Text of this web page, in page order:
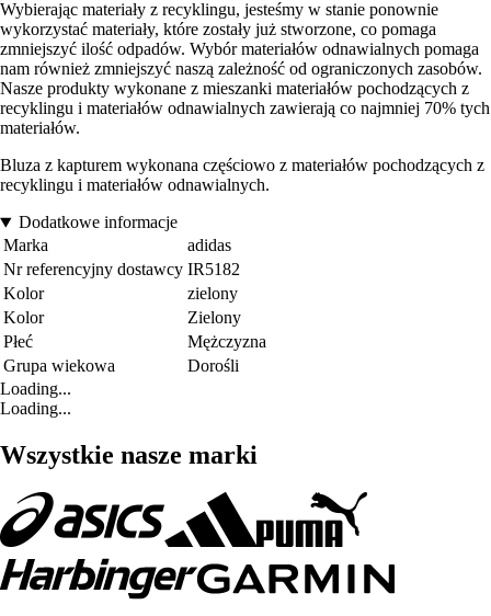
Wybierając materiały z recyklingu, jesteśmy w stanie ponownie
wykorzystać materiały, które zostały już stworzone, co pomaga
zmniejszyć ilość odpadów. Wybór materiałów odnawialnych pomaga
nam również zmniejszyć naszą zależność od ograniczonych zasobów.
Nasze produkty wykonane z mieszanki materiałów pochodzących z
recyklingu i materiałów odnawialnych zawierają co najmniej 70% tych
materiałów.
Bluza z kapturem wykonana częściowo z materiałów pochodzących z
recyklingu i materiałów odnawialnych.
Dodatkowe informacje
Marka
adidas
Nr referencyjny dostawcy IR5182
Kolor
zielony
Kolor
Zielony
Płeć
Mężczyzna
Grupa wiekowa
Dorośli
Loading...
Loading...
Wszystkie nasze marki